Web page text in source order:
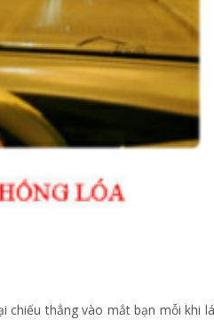
chiếu thẳng vào mắt bạn mỗi khi